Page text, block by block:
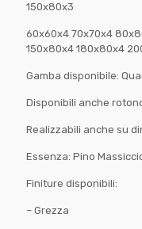
150x80x3
60x60x4 70x70x4
150x80x4 180x80x4
Gamba disponibile:
Disponibili anche
Realizzabili anche su
Essenza: Pino
Finiture disponibili:
– Grezza